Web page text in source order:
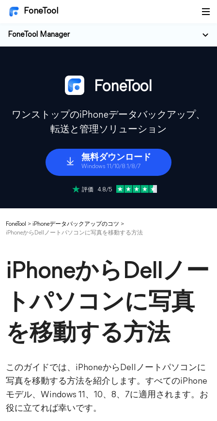
FoneTool
FoneTool Manager
FoneTool
ワンストップのiPhoneデータバックアップ、
転送と管理ソリューション
無料ダウンロード
Windows 11/10/8.1/8/7
評価 4.8/5
FoneTool > iPhoneデータバックアップのコツ >
iPhoneからDellノートパソコンに写真を移動する方法
iPhoneからDellノー
トパソコンに写真
を移動する方法
このガイドでは、iPhoneからDellノートパソコンに
写真を移動する方法を紹介します。すべてのiPhone
モデル、Windows 11、10、8、7に適用されます。お
役に立てれば幸いです。